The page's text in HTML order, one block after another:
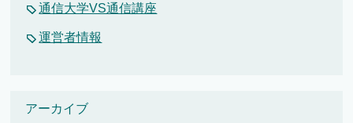
通信大学VS通信講座
運営者情報
アーカイブ